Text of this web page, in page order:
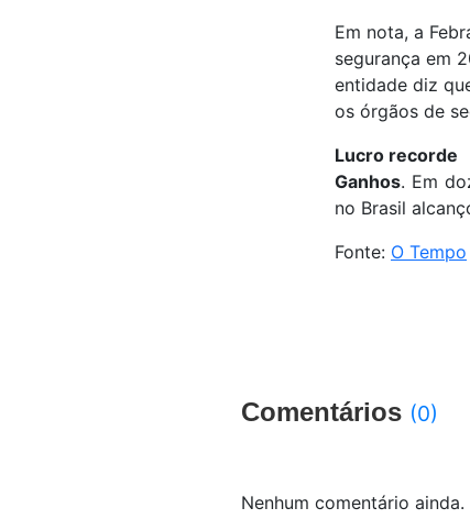
Em nota, a
segurança em
entidade diz
os órgãos de
Lucro recorde
Ganhos. Em
no Brasil
Fonte: O Tempo
Comentários (0)
Nenhum comentário